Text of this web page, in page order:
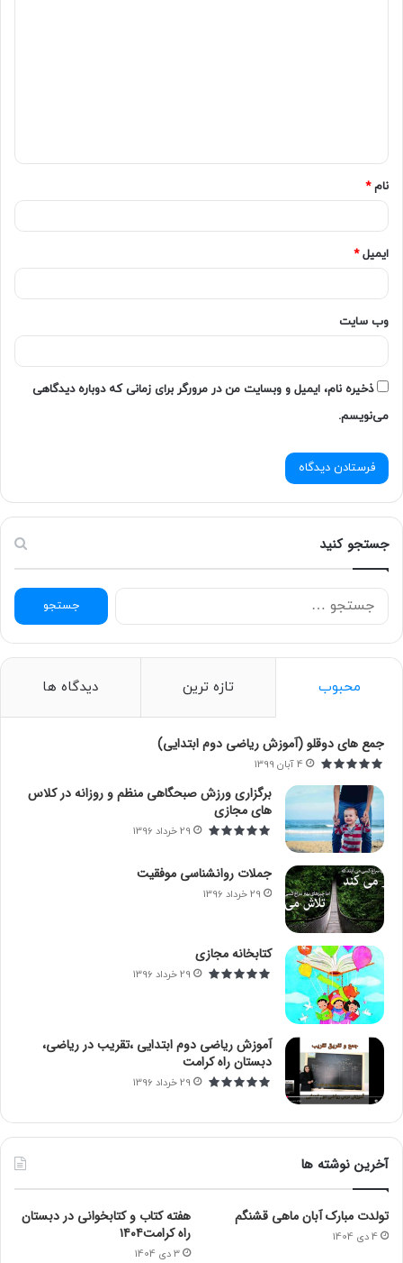
نام*
ایمیل*
وب‌ سایت
ذخیره نام، ایمیل و وبسایت من در مرورگر برای زمانی که دوباره دیدگاهی
می‌نویسم.
جستجو کنید
ج
س
ج
محبوب تازه ترین دیدگاه ها
جمع های دوقلو (آموزش ریاضی دوم ابتدایی)
4 آبان 1399
برگزاری ورزش صبحگاهی منظم و روزانه در کلاس
های مجازی
29 خرداد 1396
جملات روانشناسی موفقیت
29 خرداد 1396
کتابخانه مجازی
29 خرداد 1396
آموزش ریاضی دوم ابتدایی ،تقریب در ریاضی،
دبستان راه کرامت
29 خرداد 1396
آخرین نوشته ها
تولدت مبارک آبان ماهی قشنگم
4 دی 1404
هفته کتاب و کتابخوانی در دبستان
راه کرامت۱۴۰۴
3 دی 1404